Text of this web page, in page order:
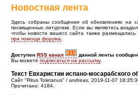
Новостная лента
Здесь собраны сообщения об обновлениях на
посвященных литургике. Если вы являетесь
чтобы новости вашего сайта также
при помощи форума
Доступен RSS канал данной ленты
Вы можете подписаться на рассылку.
Текст Евхаристии испано-мосарабского
Сайт "Ritus Toletanus" / andreas, 2019-11-07
Прочитано: 4184.